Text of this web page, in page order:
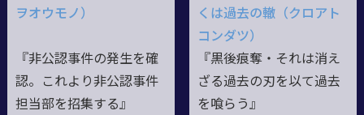
ヲオウモノ）
『非公認事件の発生を確
認。これより非公認事件
担当部を招集する』
くは過去の轍（クロアト
コンダツ）
『黒後痕奪・それは消え
ざる過去の刃を以て過去
を喰らう』